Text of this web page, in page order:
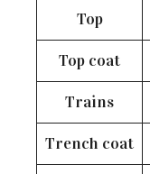
Top
Top coat
Trains
Trench coat